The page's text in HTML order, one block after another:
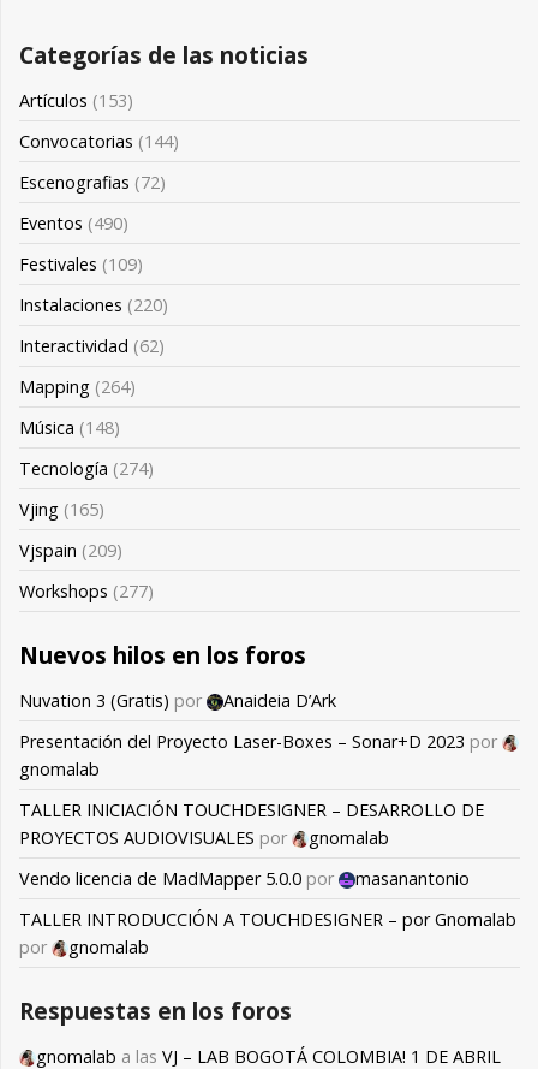
Categorías de las noticias
Artículos (153)
Convocatorias (144)
Escenografias (72)
Eventos (490)
Festivales (109)
Instalaciones (220)
Interactividad (62)
Mapping (264)
Música (148)
Tecnología (274)
Vjing (165)
Vjspain (209)
Workshops (277)
Nuevos hilos en los foros
Nuvation 3 (Gratis) por
Anaideia D’Ark
Presentación del Proyecto Laser-Boxes – Sonar+D 2023 por
gnomalab
TALLER INICIACIÓN TOUCHDESIGNER – DESARROLLO DE
PROYECTOS AUDIOVISUALES por
gnomalab
Vendo licencia de MadMapper 5.0.0 por
masanantonio
TALLER INTRODUCCIÓN A TOUCHDESIGNER – por Gnomalab
por
gnomalab
Respuestas en los foros
gnomalab a las VJ – LAB BOGOTÁ COLOMBIA! 1 DE ABRIL